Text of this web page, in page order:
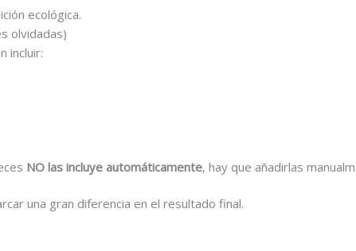
ecológica.
olvidadas)
incluir:
NO las incluye automáticamente, hay que añadirlas
una gran diferencia en el resultado final.